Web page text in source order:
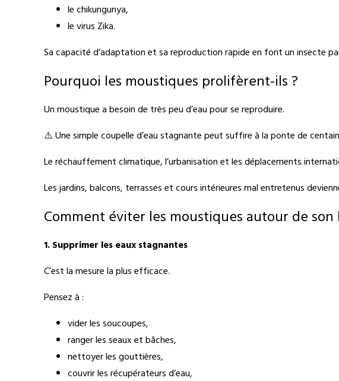
le chikungunya,
le virus Zika.
Sa capacité d’adaptation et sa reproduction rapide en font un insecte
Pourquoi les moustiques prolifèrent-ils ?
Un moustique a besoin de très peu d’eau pour se reproduire.
⚠️ Une simple coupelle d’eau stagnante peut suffire à la ponte de
Le réchauffement climatique, l’urbanisation et les déplacements
Les jardins, balcons, terrasses et cours intérieures mal entretenus
Comment éviter les moustiques autour de son
1. Supprimer les eaux stagnantes
C’est la mesure la plus efficace.
Pensez à :
vider les soucoupes,
ranger les seaux et bâches,
nettoyer les gouttières,
couvrir les récupérateurs d’eau,